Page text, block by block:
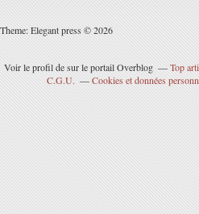
Theme: Elegant press © 2026
Voir le profil desur le portail Overblog Top
C.G.U.
Cookies et données